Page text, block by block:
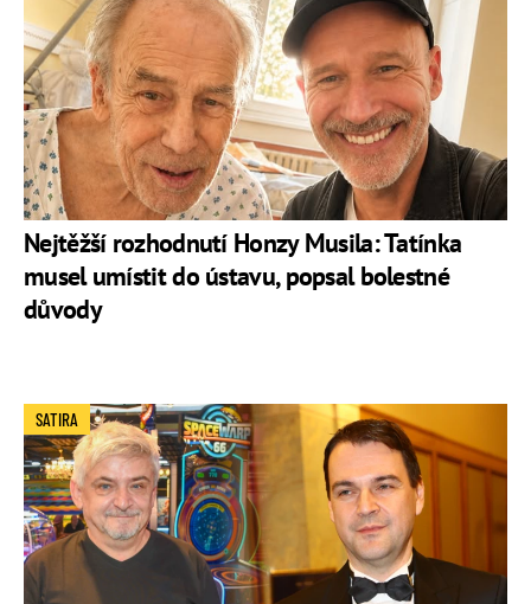
Nejtěžší rozhodnutí Honzy Musila: Tatínka
musel umístit do ústavu, popsal bolestné
důvody
SATIRA